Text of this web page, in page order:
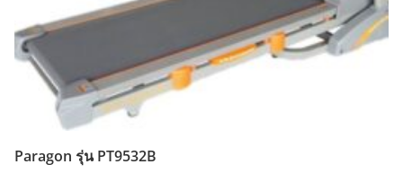
Paragon รุ่น PT9532B